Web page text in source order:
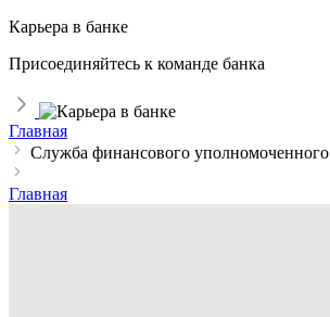
Карьера в банке
Присоединяйтесь к команде банка
Главная
Служба финансового уполномоченного
Главная